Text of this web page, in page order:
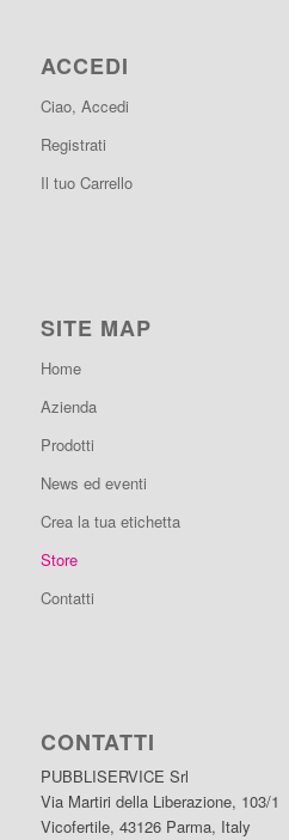
ACCEDI
Ciao, Accedi
Registrati
Il tuo Carrello
SITE MAP
Home
Azienda
Prodotti
News ed eventi
Crea la tua etichetta
Store
Contatti
CONTATTI
PUBBLISERVICE Srl
Via Martiri della Liberazione, 103/1
Vicofertile, 43126 Parma, Italy